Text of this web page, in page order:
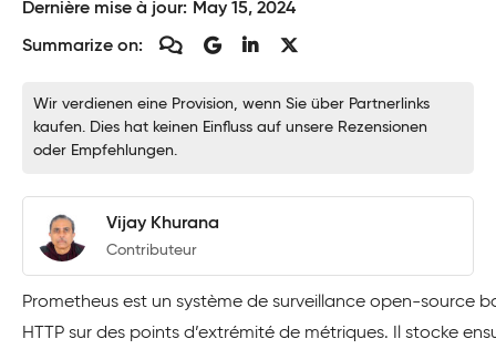
Dernière mise à jour: May 15, 2024
Summarize on:
Wir verdienen eine Provision, wenn Sie über Partnerlinks
kaufen. Dies hat keinen Einfluss auf unsere Rezensionen
oder Empfehlungen.
Vijay Khurana
Contributeur
Prometheus est un système de surveillance open-source
HTTP sur des points d’extrémité de métriques. Il stocke